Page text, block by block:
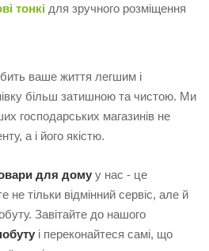
тонкі для зручного розміщення
ваше життя легшим і
більш затишною та чистою. Ми
господарських магазинів не
а і його якістю.
для дому у нас - це
не тільки відмінний сервіс, але й
Завітайте до нашого
і переконайтеся самі, що